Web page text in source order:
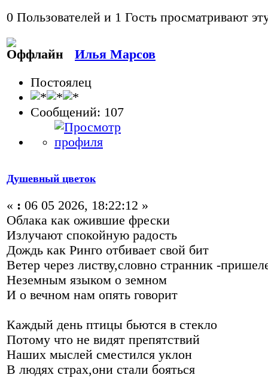
0 Пользователей и 1 Гость просматривают
Илья Марсов
Постоялец
Сообщений: 107
Душевный цветок
« : 06 05 2026, 18:22:12 »
Облака как ожившие фрески
Излучают спокойную радость
Дождь как Ринго отбивает свой бит
Ветер через листву,словно странник -
Неземным языком о земном
И о вечном нам опять говорит
Каждый день птицы бьются в стекло
Потому что не видят препятствий
Наших мыслей сместился уклон
В людях страх,они стали бояться